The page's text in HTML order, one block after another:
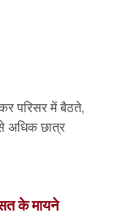
परिसर में बैठते,
अधिक छात्र
के मायने